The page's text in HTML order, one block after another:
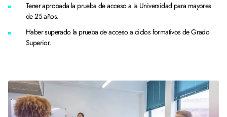
Tener aprobada la prueba de acceso a la Universidad para mayores
de 25 años.
Haber superado la prueba de acceso a ciclos formativos de Grado
Superior.